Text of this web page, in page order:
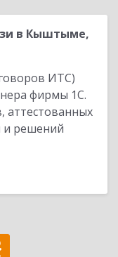
в Кыштыме,
ИТС)
фирмы 1С.
аттестованных
и решений